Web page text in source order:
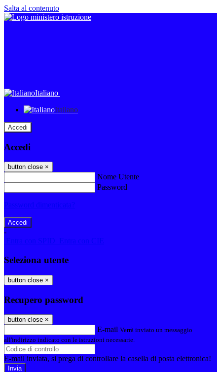
Salta al contenuto
Italiano
Italiano
Accedi
Accedi
button close ×
Nome Utente
Password
Password dimenticata?
-
Entra con SPID
Entra con CIE
Seleziona utente
button close ×
Recupero password
button close ×
E-mail Verrà inviato un messaggio
all'indirizzo indicato con le istruzioni necessarie.
E-mail inviata, si prega di controllare la casella di posta elettronica!